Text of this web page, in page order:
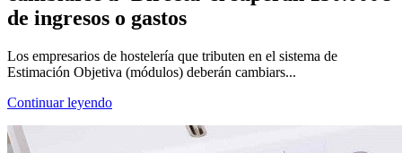
de ingresos o gastos
Los empresarios de hostelería que tributen en el sistema de
Estimación Objetiva (módulos) deberán cambiars...
Continuar leyendo